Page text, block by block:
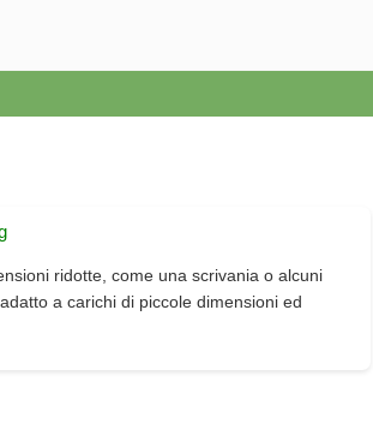
ridotte, come una scrivania o alcuni
a carichi di piccole dimensioni ed